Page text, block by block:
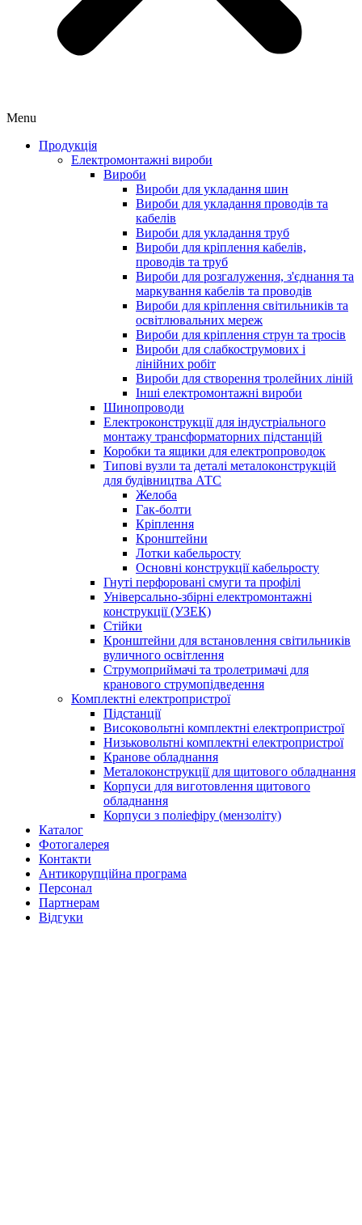
Menu
Продукція
Електромонтажні вироби
Вироби
Вироби для укладання шин
Вироби для укладання проводів та
кабелів
Вироби для укладання труб
Вироби для кріплення кабелів,
проводів та труб
Вироби для розгалуження, з'єднання та
маркування кабелів та проводів
Вироби для кріплення світильників та
освітлювальних мереж
Вироби для кріплення струн та тросів
Вироби для слабкострумових і
лінійних робіт
Вироби для створення тролейних ліній
Інші електромонтажні вироби
Шинопроводи
Електроконструкції для індустріального
монтажу трансформаторних підстанцій
Коробки та ящики для електропроводок
Типові вузли та деталі металоконструкцій
для будівництва АТС
Желоба
Гак-болти
Кріплення
Кронштейни
Лотки кабельросту
Основні конструкції кабельросту
Гнуті перфоровані смуги та профілі
Універсально-збірні електромонтажні
конструкції (УЗЕК)
Стійки
Кронштейни для встановлення світильників
вуличного освітлення
Струмоприймачі та тролетримачі для
кранового струмопідведення
Комплектні електропристрої
Підстанції
Високовольтні комплектні електропристрої
Низьковольтні комплектні електропристрої
Кранове обладнання
Металоконструкції для щитового обладнання
Корпуси для виготовлення щитового
обладнання
Корпуси з поліефіру (мензоліту)
Каталог
Фотогалерея
Контакти
Антикорупційна програма
Персонал
Партнерам
Відгуки